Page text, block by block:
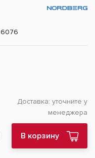
6076
Доставка: уточните у
менеджера
В корзину